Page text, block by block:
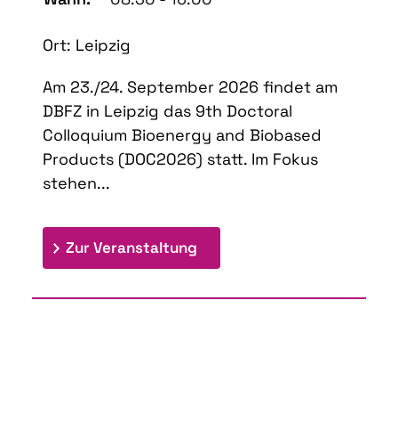
Ort: Leipzig
Am 23./24. September 2026 findet am
DBFZ in Leipzig das 9th Doctoral
Colloquium Bioenergy and Biobased
Products (DOC2026) statt. Im Fokus
stehen...
Zur Veranstaltung